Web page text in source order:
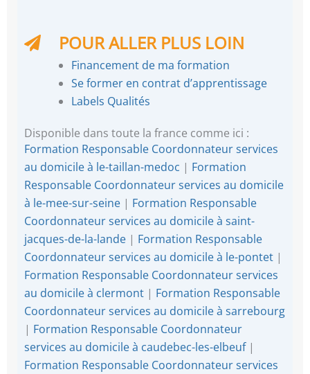
POUR ALLER PLUS LOIN
Financement de ma formation
Se former en contrat d’apprentissage
Labels Qualités
Disponible dans toute la france comme ici :
Formation Responsable Coordonnateur services
au domicile à le-taillan-medoc | Formation
Responsable Coordonnateur services au domicile
à le-mee-sur-seine | Formation Responsable
Coordonnateur services au domicile à saint-
jacques-de-la-lande | Formation Responsable
Coordonnateur services au domicile à le-pontet |
Formation Responsable Coordonnateur services
au domicile à clermont | Formation Responsable
Coordonnateur services au domicile à sarrebourg
| Formation Responsable Coordonnateur
services au domicile à caudebec-les-elbeuf|
Formation Responsable Coordonnateur services